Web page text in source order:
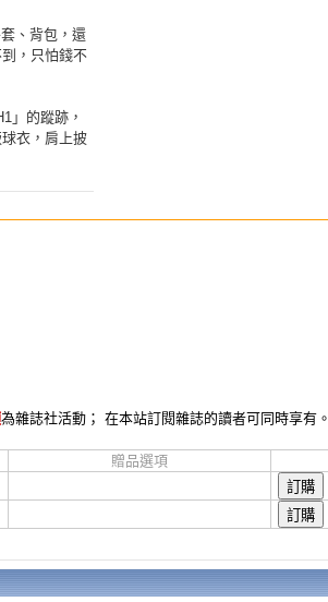
、背包，還
，只怕錢不
」的蹤跡，
衣，肩上披
為雜誌社活動； 在本站訂閱雜誌的讀者可同時享有。
贈品選項